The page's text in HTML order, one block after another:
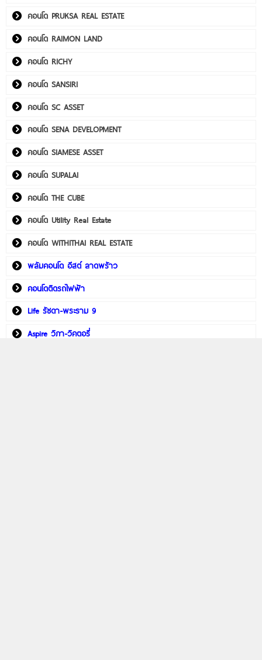
คอนโด PRUKSA REAL ESTATE
คอนโด RAIMON LAND
คอนโด RICHY
คอนโด SANSIRI
คอนโด SC ASSET
คอนโด SENA DEVELOPMENT
คอนโด SIAMESE ASSET
คอนโด SUPALAI
คอนโด THE CUBE
คอนโด Utility Real Estate
คอนโด WITHITHAI REAL ESTATE
พลัมคอนโด อีสต์ ลาดพร้าว
คอนโดติดรถไฟฟ้า
Life รัชดา-พระราม 9
Aspire วิภา-วิคตอรี่